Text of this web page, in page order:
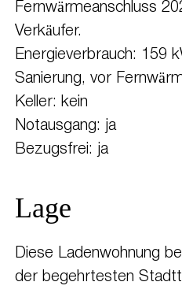
Fernwärmeanschluss
Verkäufer.
Energieverbrauch: 159
Sanierung, vor
Keller: kein
Notausgang: ja
Bezugsfrei: ja
Lage
Diese Ladenwohnung
der begehrtesten